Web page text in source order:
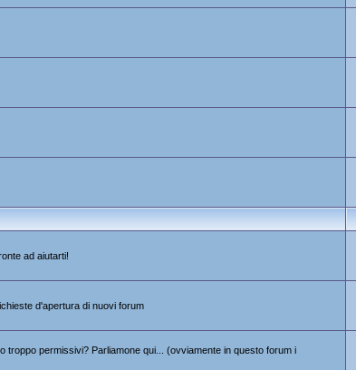
ad aiutarti!
d'apertura di nuovi forum
permissivi? Parliamone qui... (ovviamente in questo forum i